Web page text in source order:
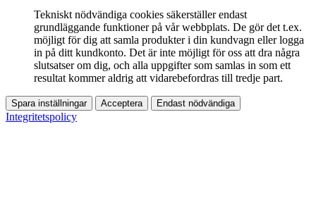
Tekniskt nödvändiga cookies säkerställer endast
grundläggande funktioner på vår webbplats. De gör det t.ex.
möjligt för dig att samla produkter i din kundvagn eller logga
in på ditt kundkonto. Det är inte möjligt för oss att dra några
slutsatser om dig, och alla uppgifter som samlas in som ett
resultat kommer aldrig att vidarebefordras till tredje part.
Spara inställningar Acceptera Endast nödvändiga
Integritetspolicy